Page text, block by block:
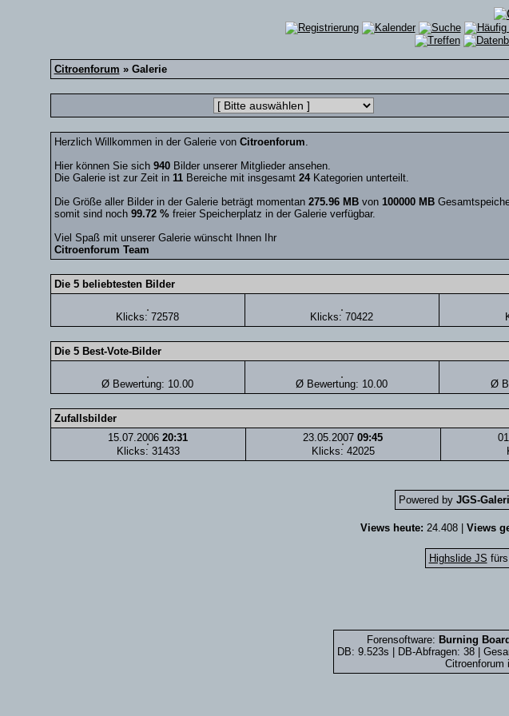
Citroenforum » Galerie
Herzlich Willkommen in der Galerie von Citroenforum.
Hier können Sie sich 940Bilder unserer Mitglieder ansehen.
Die Galerie ist zur Zeit in 11Bereiche mit insgesamt 24Kategorien unterteilt.
Die Größe aller Bilder in der Galerie beträgt momentan 275.96 MBvon 100000 MB
somit sind noch 99.72 %freier Speicherplatz in der Galerie verfügbar.
Viel Spaß mit unserer Galerie wünscht Ihnen Ihr
Citroenforum Team
Die 5 beliebtesten Bilder
Klicks: 72578 Klicks: 70422
Die 5 Best-Vote-Bilder
Ø Bewertung: 10.00 Ø Bewertung: 10.00 Ø
Zufallsbilder
15.07.2006 20:31
Klicks: 31433
23.05.2007 09:45
Klicks: 42025
Powered by JGS-
Views heute: 24.408 | Views
Highslide JS
Forensoftware: Burning
DB: 9.523s | DB-Abfragen: 38 |
Citroenforum